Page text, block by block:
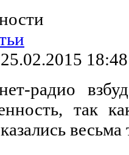
18:48
радио
так